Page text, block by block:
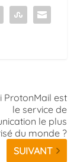
ProtonMail est
le service de
le plus
du monde ?
SUIVANT